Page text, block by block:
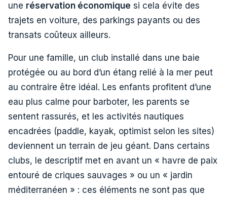
une réservation économique si cela évite des
trajets en voiture, des parkings payants ou des
transats coûteux ailleurs.
Pour une famille, un club installé dans une baie
protégée ou au bord d’un étang relié à la mer peut
au contraire être idéal. Les enfants profitent d’une
eau plus calme pour barboter, les parents se
sentent rassurés, et les activités nautiques
encadrées (paddle, kayak, optimist selon les sites)
deviennent un terrain de jeu géant. Dans certains
clubs, le descriptif met en avant un « havre de paix
entouré de criques sauvages » ou un « jardin
méditerranéen » : ces éléments ne sont pas que